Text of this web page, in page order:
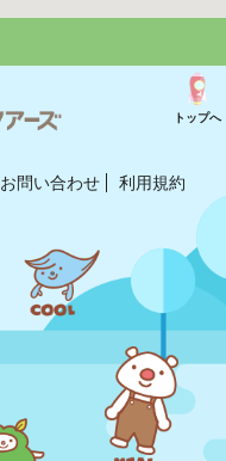
お問い合わせ 利用規約
トップへ